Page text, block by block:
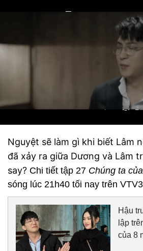
Nguyệt sẽ làm gì khi biết Lâm
đã xảy ra giữa Dương và Lâm
say? Chi tiết tập 27 Chúng ta
sóng lúc 21h40 tối nay trên
Hậu
lập
của 8